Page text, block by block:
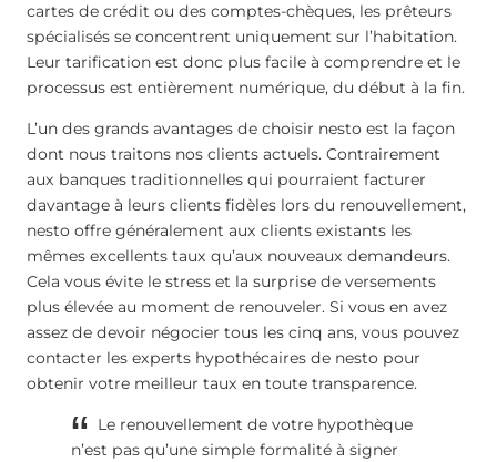
cartes de crédit ou des comptes-chèques, les prêteurs
spécialisés se concentrent uniquement sur l’habitation.
Leur tarification est donc plus facile à comprendre et le
processus est entièrement numérique, du début à la fin.
L’un des grands avantages de choisir nesto est la façon
dont nous traitons nos clients actuels. Contrairement
aux banques traditionnelles qui pourraient facturer
davantage à leurs clients fidèles lors du renouvellement,
nesto offre généralement aux clients existants les
mêmes excellents taux qu’aux nouveaux demandeurs.
Cela vous évite le stress et la surprise de versements
plus élevée au moment de renouveler. Si vous en avez
assez de devoir négocier tous les cinq ans, vous pouvez
contacter les experts hypothécaires de nesto pour
obtenir votre meilleur taux en toute transparence.
Le renouvellement de votre hypothèque
n’est pas qu’une simple formalité à signer